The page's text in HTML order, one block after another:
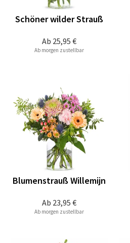
Ab 25,95 €
Schöner wilder Strauß
Ab morgen zustellbar
Ab 23,95 €
Blumenstrauß Willemijn
Ab morgen zustellbar